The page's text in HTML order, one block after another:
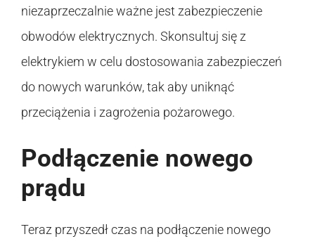
niezaprzeczalnie ważne jest zabezpieczenie
obwodów elektrycznych. Skonsultuj się z
elektrykiem w celu dostosowania zabezpieczeń
do nowych warunków, tak aby uniknąć
przeciążenia i zagrożenia pożarowego.
Podłączenie nowego
prądu
Teraz przyszedł czas na podłączenie nowego